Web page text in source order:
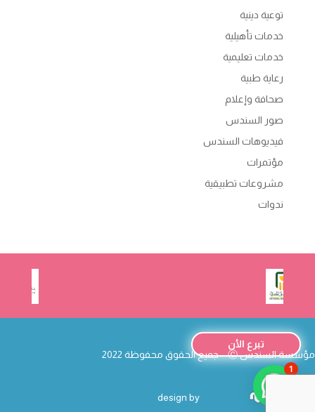
توعية دينية
خدمات تأهيلية
خدمات تعليمية
رعاية طبية
صحافة وإعلام
صور السندس
فيديوهات السندس
مؤتمرات
مشروعات تطبيقية
ندوات
تبرع الأن
مؤسسة السندسⒸ – جميع الحقوق محفوظة 2022
1